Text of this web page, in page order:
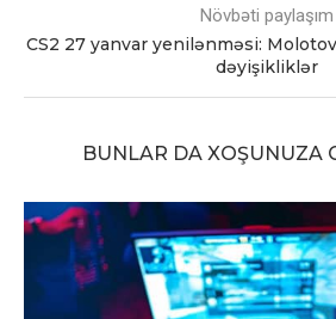
Növbəti paylaşım
CS2 27 yanvar yenilənməsi:
dəyişikliklər
BUNLAR DA XOŞUNUZA